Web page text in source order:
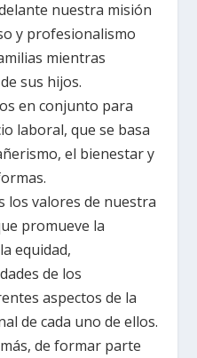
nuestra misión
y profesionalismo
mientras
sus hijos.
en conjunto para
laboral, que se basa
el bienestar y
los valores de nuestra
promueve la
equidad,
de los
aspectos de la
de cada uno de ellos.
de formar parte